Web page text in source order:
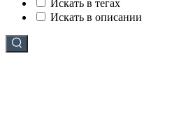
Искать в тегах
Искать в описании